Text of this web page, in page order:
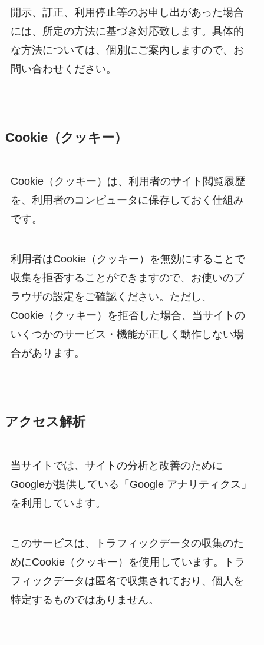
開示、訂正、利用停止等のお申し出があった場合
には、所定の方法に基づき対応致します。具体的
な方法については、個別にご案内しますので、お
問い合わせください。
Cookie（クッキー）
Cookie（クッキー）は、利用者のサイト閲覧履歴
を、利用者のコンピュータに保存しておく仕組み
です。
利用者はCookie（クッキー）を無効にすることで
収集を拒否することができますので、お使いのブ
ラウザの設定をご確認ください。ただし、
Cookie（クッキー）を拒否した場合、当サイトの
いくつかのサービス・機能が正しく動作しない場
合があります。
アクセス解析
当サイトでは、サイトの分析と改善のために
Googleが提供している「Google アナリティクス」
を利用しています。
このサービスは、トラフィックデータの収集のた
めにCookie（クッキー）を使用しています。トラ
フィックデータは匿名で収集されており、個人を
特定するものではありません。